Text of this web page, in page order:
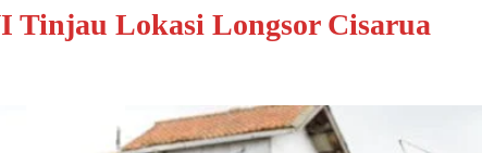
Tinjau Lokasi Longsor Cisarua